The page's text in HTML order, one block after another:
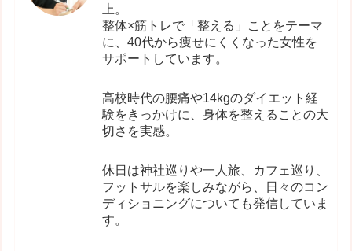
上。
整体×筋トレで「整える」ことをテーマ
に、40代から痩せにくくなった女性を
サポートしています。
高校時代の腰痛や14kgのダイエット経
験をきっかけに、身体を整えることの大
切さを実感。
休日は神社巡りや一人旅、カフェ巡り、
フットサルを楽しみながら、日々のコン
ディショニングについても発信していま
す。